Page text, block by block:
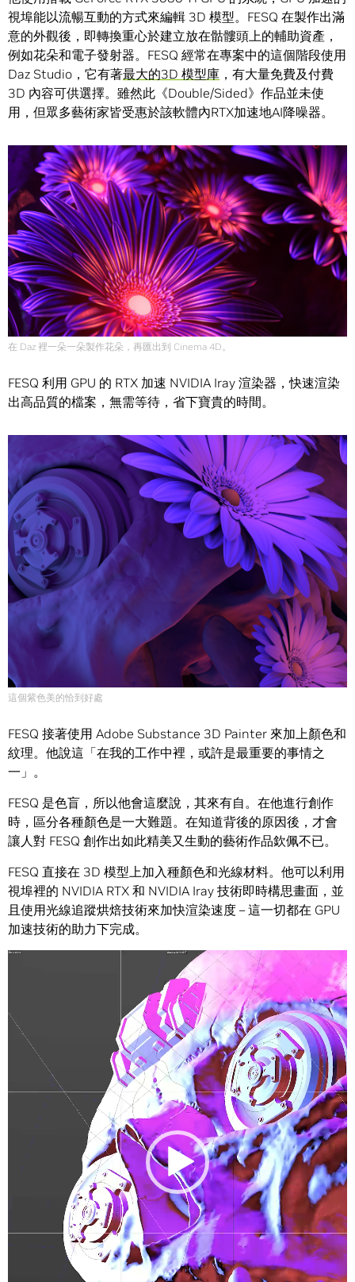
視埠能以流暢互動的方式來編輯 3D 模型。FESQ 在製作出滿
意的外觀後，即轉換重心於建立放在骷髏頭上的輔助資產，
例如花朵和電子發射器。FESQ 經常在專案中的這個階段使用
Daz Studio，它有著最大的3D 模型庫 ，有大量免費及付費
3D 內容可供選擇。雖然此《Double/Sided》作品並未使
用，但眾多藝術家皆受惠於該軟體內RTX加速地AI降噪器。
在 Daz 裡一朵一朵製作花朵，再匯出到 Cinema 4D。
FESQ 利用 GPU 的 RTX 加速 NVIDIA Iray 渲染器，快速渲染
出高品質的檔案，無需等待，省下寶貴的時間。
這個紫色美的恰到好處
FESQ 接著使用 Adobe Substance 3D Painter 來加上顏色和
紋理。他說這「在我的工作中裡，或許是最重要的事情之
一」。
FESQ 是色盲，所以他會這麼說，其來有自。在他進行創作
時，區分各種顏色是一大難題。在知道背後的原因後，才會
讓人對 FESQ 創作出如此精美又生動的藝術作品欽佩不已。
FESQ 直接在 3D 模型上加入種顏色和光線材料。他可以利用
視埠裡的 NVIDIA RTX 和 NVIDIA Iray 技術即時構思畫面，並
且使用光線追蹤烘焙技術來加快渲染速度 – 這一切都在 GPU
加速技術的助力下完成。
視
放